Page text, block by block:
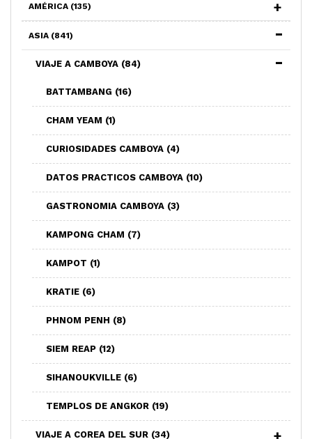
AMÉRICA (135)
ASIA (841)
VIAJE A CAMBOYA (84)
BATTAMBANG (16)
CHAM YEAM (1)
CURIOSIDADES CAMBOYA (4)
DATOS PRACTICOS CAMBOYA (10)
GASTRONOMIA CAMBOYA (3)
KAMPONG CHAM (7)
KAMPOT (1)
KRATIE (6)
PHNOM PENH (8)
SIEM REAP (12)
SIHANOUKVILLE (6)
TEMPLOS DE ANGKOR (19)
VIAJE A COREA DEL SUR (34)